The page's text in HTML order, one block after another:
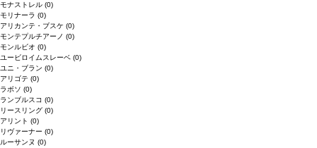
モナストレル (0)
モリナーラ (0)
アリカンテ・ブスケ (0)
モンテプルチアーノ (0)
モンルビオ (0)
ユービロイムスレーベ (0)
ユニ・ブラン (0)
アリゴテ (0)
ラボソ (0)
ランブルスコ (0)
リースリング (0)
アリント (0)
リヴァーナー (0)
ルーサンヌ (0)